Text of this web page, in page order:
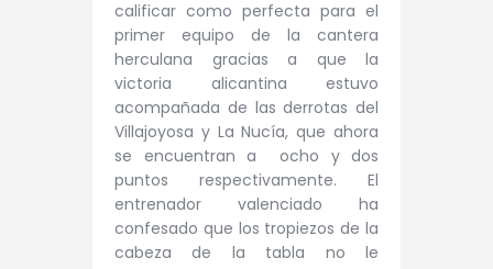
calificar como perfecta para el
primer equipo de la cantera
herculana gracias a que la
victoria alicantina estuvo
acompañada de las derrotas del
Villajoyosa y La Nucía, que ahora
se encuentran a ocho y dos
puntos respectivamente. El
entrenador valenciado ha
confesado que los tropiezos de la
cabeza de la tabla no le